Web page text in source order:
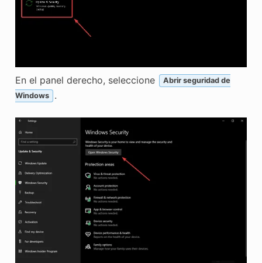
En el panel derecho, seleccione
Abrir seguridad de
Windows
.